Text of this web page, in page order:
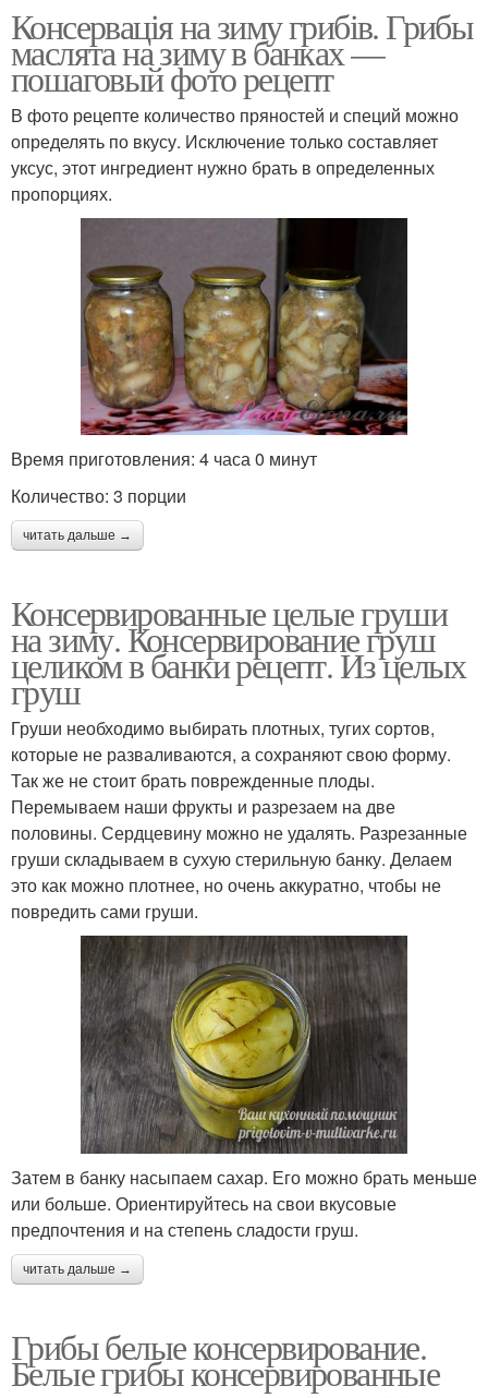
Консервація на зиму грибів. Грибы
маслята на зиму в банках —
пошаговый фото рецепт
В фото рецепте количество пряностей и специй можно
определять по вкусу. Исключение только составляет
уксус, этот ингредиент нужно брать в определенных
пропорциях.
Время приготовления: 4 часа 0 минут
Количество: 3 порции
читать дальше →
Консервированные целые груши
на зиму. Консервирование груш
целиком в банки рецепт. Из целых
груш
Груши необходимо выбирать плотных, тугих сортов,
которые не разваливаются, а сохраняют свою форму.
Так же не стоит брать поврежденные плоды.
Перемываем наши фрукты и разрезаем на две
половины. Сердцевину можно не удалять. Разрезанные
груши складываем в сухую стерильную банку. Делаем
это как можно плотнее, но очень аккуратно, чтобы не
повредить сами груши.
Затем в банку насыпаем сахар. Его можно брать меньше
или больше. Ориентируйтесь на свои вкусовые
предпочтения и на степень сладости груш.
читать дальше →
Грибы белые консервирование.
Белые грибы консервированные